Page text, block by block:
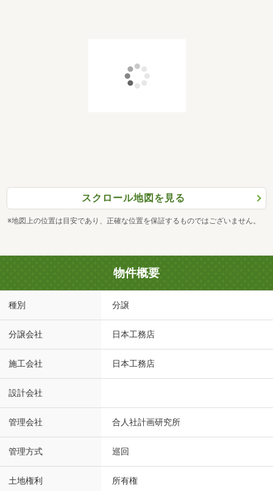
スクロール地図を見る
※地図上の位置は目安であり、正確な位置を保証するものではございません。
物件概要
種別 分譲
分譲会社 日本工務店
施工会社 日本工務店
設計会社
管理会社 合人社計画研究所
管理方式 巡回
土地権利 所有権